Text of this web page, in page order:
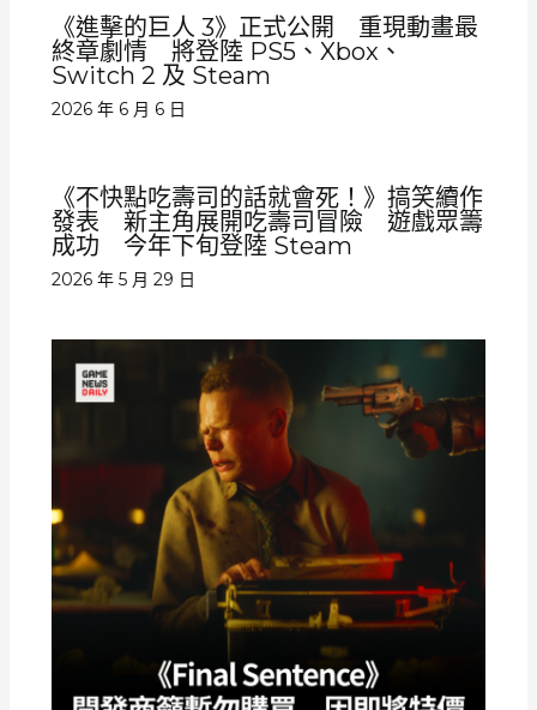
《進擊的巨人 3》正式公開 重現動畫最
終章劇情 將登陸 PS5、Xbox、
Switch 2 及 Steam
2026 年 6 月 6 日
《不快點吃壽司的話就會死！》搞笑續作
發表 新主角展開吃壽司冒險 遊戲眾籌
成功 今年下旬登陸 Steam
2026 年 5 月 29 日